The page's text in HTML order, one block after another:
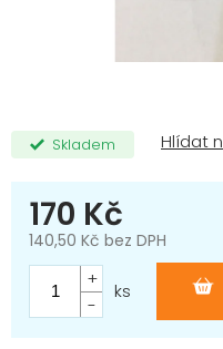
Skladem
170 Kč
140,50 Kč bez DPH
Měrná
cena:
ks